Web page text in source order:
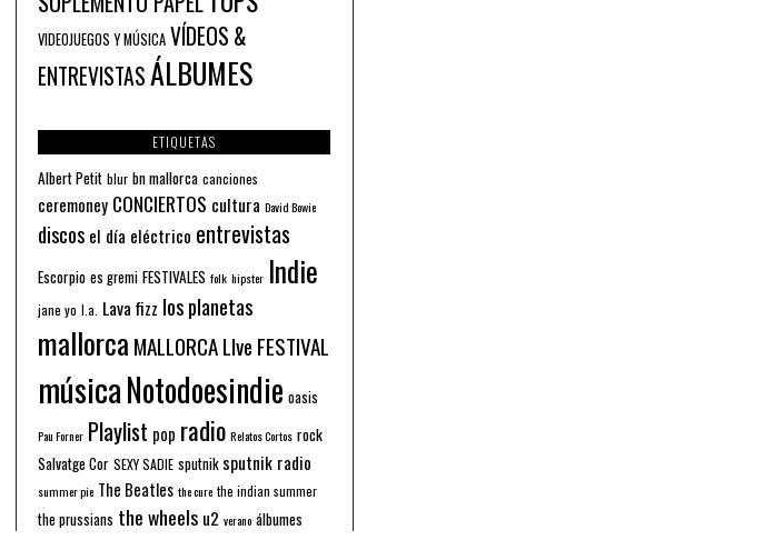
VIDEOJUEGOS Y MÚSICA VÍDEOS &
ENTREVISTASÁLBUMES
ETIQUETAS
Albert Petit blur bn mallorca canciones
ceremoney CONCIERTOS cultura David Bowie
discos el día eléctrico entrevistas
Escorpio es gremi FESTIVALES folk hipster Indie
jane yo l.a. Lava fizz los planetas
mallorca MALLORCA LIve FESTIVAL
músicaNotodoesindie oasis
Pau Forner Playlist pop radio Relatos Cortos rock
Salvatge Cor SEXY SADIE sputnik sputnik radio
summer pie The Beatles the cure the indian summer
the prussians the wheels u2 verano álbumes